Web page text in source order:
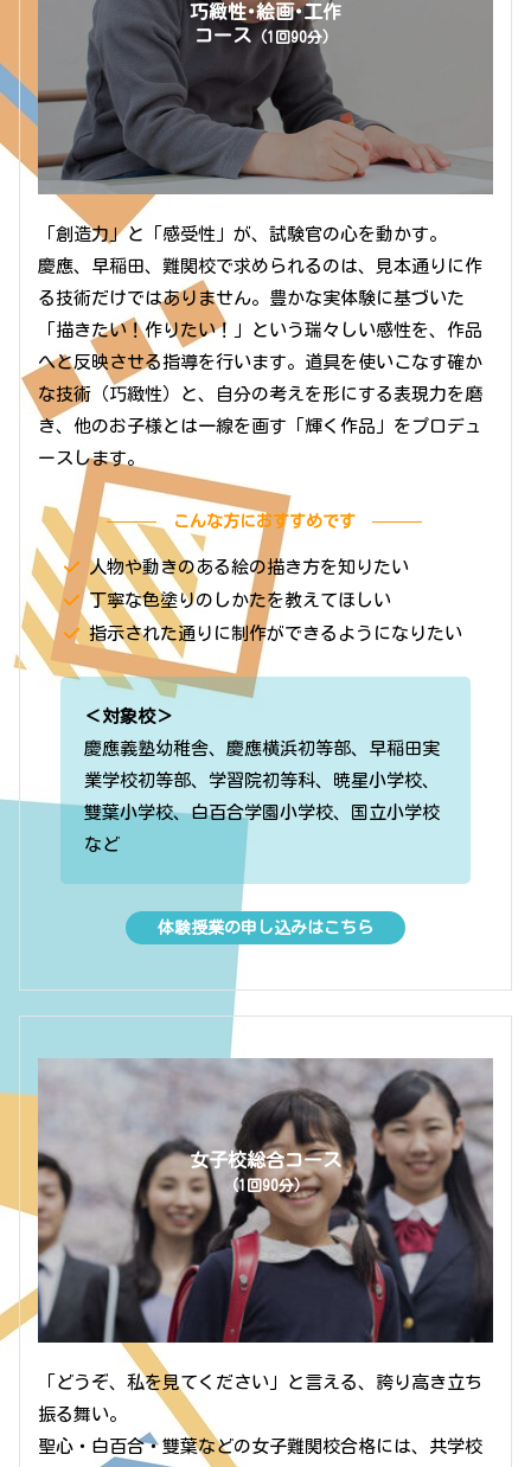
巧緻性･絵画･工作
コース（1回90分）
「創造力」と「感受性」が、試験官の心を動かす。
慶應、早稲田、難関校で求められるのは、見本通りに作
る技術だけではありません。豊かな実体験に基づいた
「描きたい！作りたい！」という瑞々しい感性を、作品
へと反映させる指導を行います。道具を使いこなす確か
な技術（巧緻性）と、自分の考えを形にする表現力を磨
き、他のお子様とは一線を画す「輝く作品」をプロデュ
ースします。
こんな方におすすめです
人物や動きのある絵の描き方を知りたい
丁寧な色塗りのしかたを教えてほしい
指示された通りに制作ができるようになりたい
＜対象校＞
慶應義塾幼稚舎、慶應横浜初等部、早稲田実
業学校初等部、学習院初等科、暁星小学校、
雙葉小学校、白百合学園小学校、国立小学校
など
体験授業の申し込みはこちら
女子校総合コース
（1回90分）
「どうぞ、私を見てください」と言える、誇り高き立ち
振る舞い。
聖心・白百合・雙葉などの女子難関校合格には、共学校